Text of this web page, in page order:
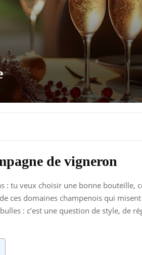
de vigneron
: tu veux choisir une bonne bouteille,
ces domaines champenois qui
: c’est une question de style, de